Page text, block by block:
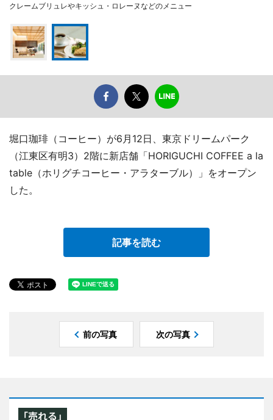
クレームブリュレやキッシュ・ロレーヌなどのメニュー
堀口珈琲（コーヒー）が6月12日、東京ドリームパーク
（江東区有明3）2階に新店舗「HORIGUCHI COFFEE a la
table（ホリグチコーヒー・アラターブル）」をオープン
した。
記事を読む
前の写真 次の写真